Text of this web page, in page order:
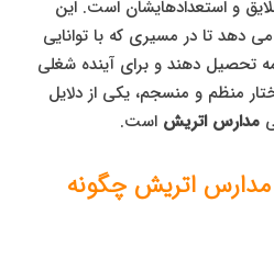
و استعدادهایشان است. این
دهد تا در مسیری که با توانایی
تحصیل دهند و برای آینده شغلی
منظم و منسجم، یکی از دلایل
مدارس اتریش است.
اتریش چگونه